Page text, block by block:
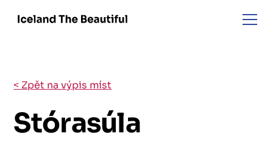
< Zpět na výpis míst
Stórasúla